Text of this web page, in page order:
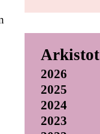
Arkistot
2026
2025
2024
2023